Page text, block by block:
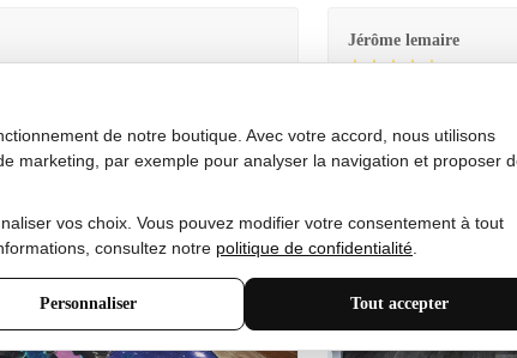
Jérôme lemaire
de notre boutique. Avec votre accord, nous utilisons
marketing, par exemple pour analyser la navigation et proposer
vos choix. Vous pouvez modifier votre consentement à tout
consultez notre politique de confidentialité
Personnaliser Tout accepter